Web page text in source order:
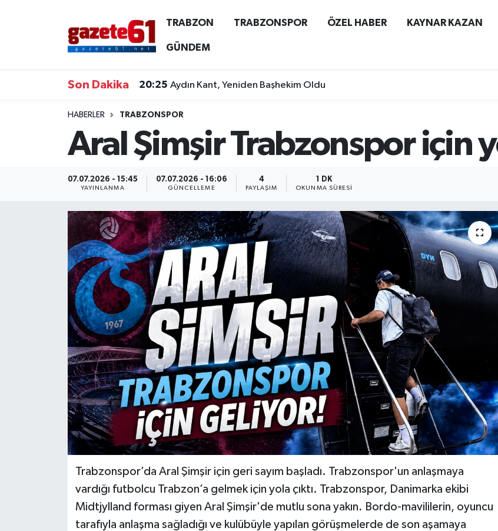
TRABZON TRABZONSPOR ÖZEL HABER KAYNAR KAZAN
GÜNDEM
Son Dakika 20:25 Aydın Kant, Yeniden Başhekim Oldu
HABERLER TRABZONSPOR
Aral Şimşir Trabzonspor için
07.07.2026 - 15:45
YAYINLANMA
07.07.2026 - 16:06
GÜNCELLEME
4
PAYLAŞIM
1 DK
OKUNMA SÜRESI
Trabzonspor’da Aral Şimşir için geri sayım başladı. Trabzonspor'un anlaşmaya
vardığı futbolcu Trabzon’a gelmek için yola çıktı. Trabzonspor, Danimarka ekibi
Midtjylland forması giyen Aral Şimşir'de mutlu sona yakın. Bordo-mavililerin, oyuncu
tarafıyla anlaşma sağladığı ve kulübüyle yapılan görüşmelerde de son aşamaya
TRABZON
KAYNAR KAZAN
Trabzon Nöbetçi Eczaneler
Trabzon Trafik Yoğunluk Haritası
Son Dakika Haberleri
Haber Arşivi